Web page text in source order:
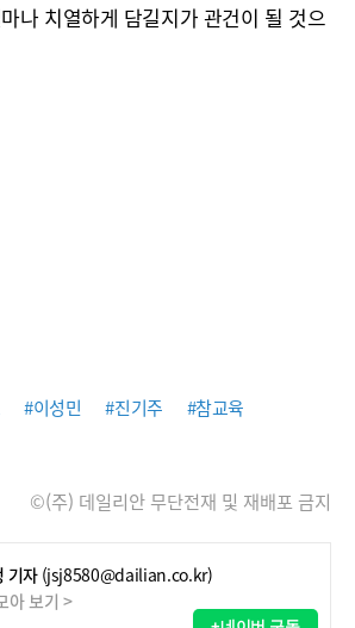
나 치열하게 담길지가 관건이 될 것으
#이성민 #진기주
#참교육
©(주) 데일리안 무단전재 및 재배포 금지
기자 (jsj8580@dailian.co.kr)
아 보기 >